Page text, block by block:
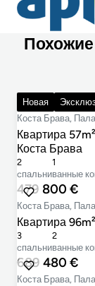
Новая
420 000 €
Коста Брава,
Квартира
Коста Брава
cпальни
2
ванные
1
479 800 €
Коста Брава,
Квартира
cпальни
3
ванные
2
689 480 €
Коста Брава,